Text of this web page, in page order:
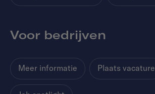
Voor bedrijven
Meer informatie Plaats vacature